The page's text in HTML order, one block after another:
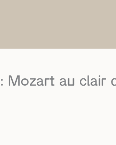
Mozart au clair